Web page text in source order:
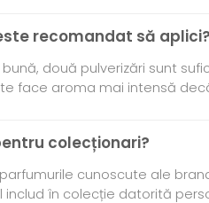
recomandat să aplici?
două pulverizări sunt
face aroma mai intensă
colecționari?
cunoscute ale
includ în colecție datorită